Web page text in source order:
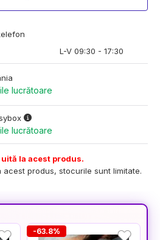
L-V 09:30 - 17:30
lucrătoare
lucrătoare
la acest produs.
acest produs, stocurile sunt limitate.
-63.8%